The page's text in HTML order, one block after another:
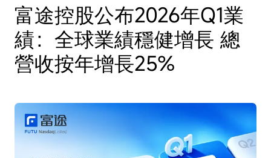
富途控股公布2026年Q1業
績：全球業績穩健增長 總
營收按年增長25%